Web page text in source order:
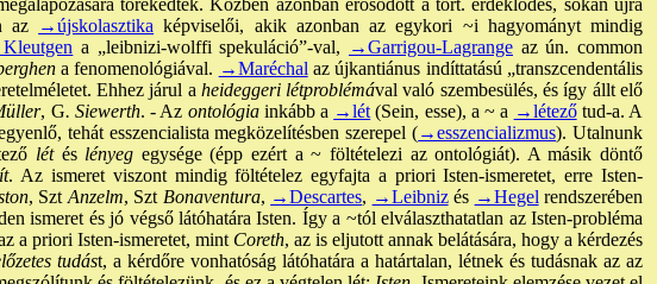
törekedtek. Közben azonban erősödött a tört. érdeklődés, sokan újra
az
→újskolasztika képviselői, akik azonban az egykori ~i hagyományt mindig
a „leibnizi-wolffi spekuláció”-val, →Garrigou-Lagrange az ún. common
a fenomenológiával. →Maréchal az újkantiánus indíttatású „transzcendentális
Ehhez járul a heideggeri létproblémával való szembesülés, és így állt elő
, G. Siewerth. - Az ontológiainkább a →lét (Sein, esse), a ~ a →létezőtud-a. A
tehát esszencialista megközelítésben szerepel (→esszencializmus). Utalnunk
létéslényeg egysége (épp ezért a ~ föltételezi az ontológiát). A másik döntő
. Az ismeret viszont mindig föltételez egyfajta a priori Isten-ismeretet, erre Isten-
, Szt Anzelm, Szt Bonaventura, →Descartes, →Leibnizés →Hegel rendszerében
ismeret és jó végső látóhatára Isten. Így a ~tól elválaszthatatlan az Isten-probléma
a priori Isten-ismeretet, mint Coreth, az is eljutott annak belátására, hogy a kérdezés
tudást, a kérdőre vonhatóság látóhatára a határtalan, létnek és tudásnak az az